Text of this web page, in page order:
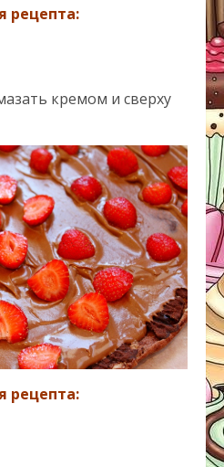
рецепта:
кремом и сверху
рецепта: